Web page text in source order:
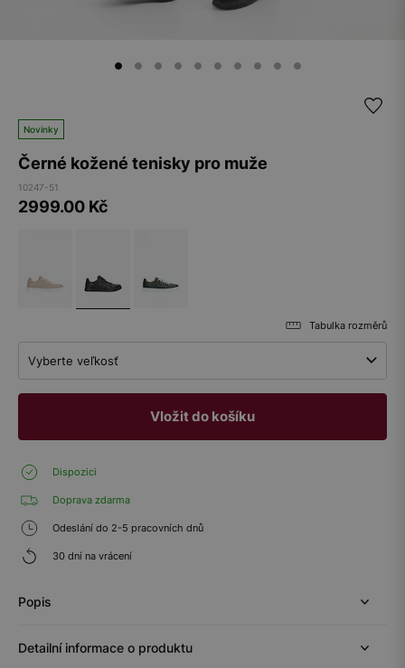
Novinky
Černé kožené tenisky pro muže
10247-51
2999.00 Kč
Tabulka rozměrů
Vyberte veľkosť
Vložit do košíku
Dispozici
Doprava zdarma
Odeslání do 2-5 pracovních dnů
30 dní na vrácení
Popis
Detailní informace o produktu